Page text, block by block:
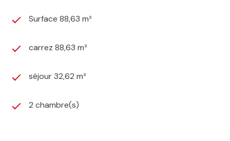
Surface 88,63 m²
carrez 88,63 m²
séjour 32,62 m²
2 chambre(s)